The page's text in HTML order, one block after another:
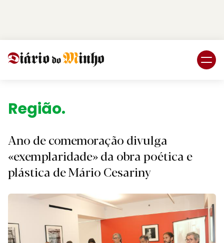
Região.
Ano de comemoração divulga
«exemplaridade» da obra poética e
plástica de Mário Cesariny